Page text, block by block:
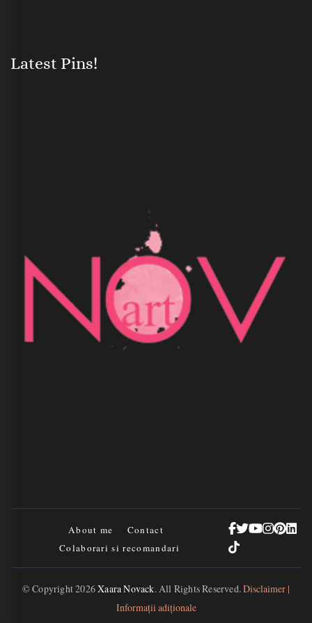
Latest Pins!
About me
Contact
Colaborari si recomandari
© Copyright 2026Xaara Novack. All Rights Reserved.Disclaimer |
Informații adiționale